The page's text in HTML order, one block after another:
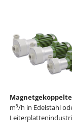
m³/h in Edelstahl